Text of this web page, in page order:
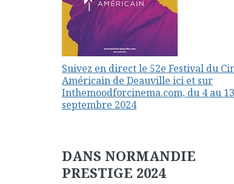
Suivez en direct le 52e Festival du
Américain de Deauville ici et sur
Inthemoodforcinema.com, du 4 au 13
septembre 2024
DANS NORMANDIE
PRESTIGE 2024